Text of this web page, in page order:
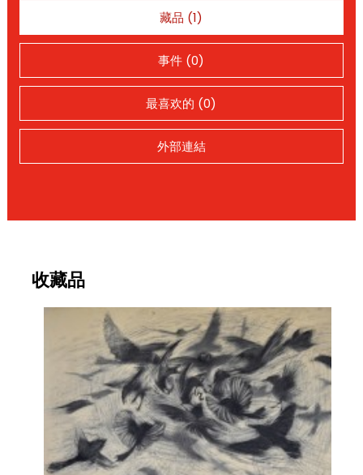
藏品 (1)
事件 (0)
最喜欢的 (0)
外部連結
收藏品